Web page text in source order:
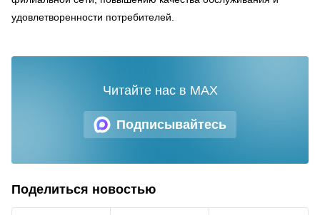
удовлетворенности потребителей.
Подписывайтесь
Читайте нас в MAX
Поделиться новостью